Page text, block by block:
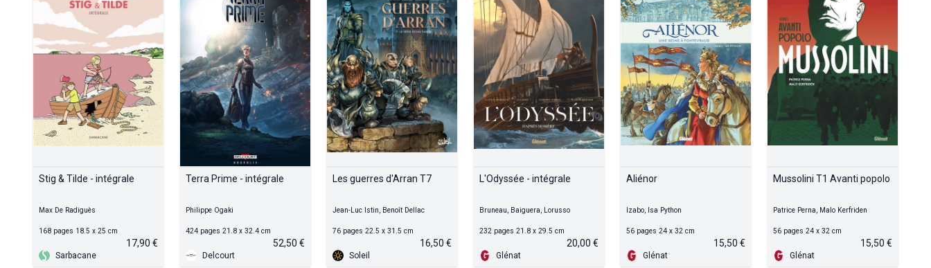
Stig & Tilde - intégrale
Max De Radiguès
168 pages 18.5 x 25 cm
17,90 €
Sarbacane
Terra Prime - intégrale
Philippe Ogaki
424 pages 21.8 x 32.4 cm
52,50 €
Delcourt
Les guerres d'Arran T7
Jean-Luc Istin, Benoît Dellac
76 pages 22.5 x 31.5 cm
16,50 €
Soleil
L'Odyssée - intégrale
Bruneau, Baiguera, Lorusso
232 pages 21.8 x 29.5 cm
20,00 €
Glénat
Aliénor
Izabo, Isa Python
56 pages 24 x 32 cm
15,50 €
Glénat
Mussolini T1 Avanti popolo
Patrice Perna, Malo Kerfriden
56 pages 24 x 32 cm
15,50 €
Glénat